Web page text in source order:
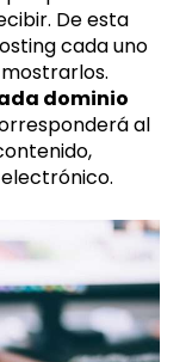
De esta
cada uno
dominio
al